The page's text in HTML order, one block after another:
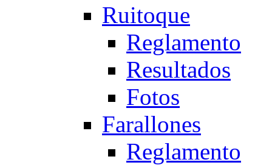
Ruitoque
Reglamento
Resultados
Fotos
Farallones
Reglamento